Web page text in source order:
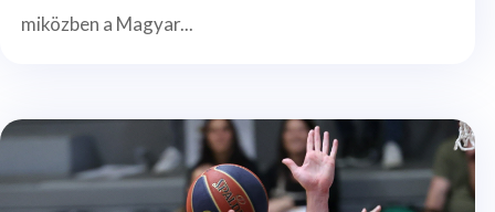
miközben a Magyar...